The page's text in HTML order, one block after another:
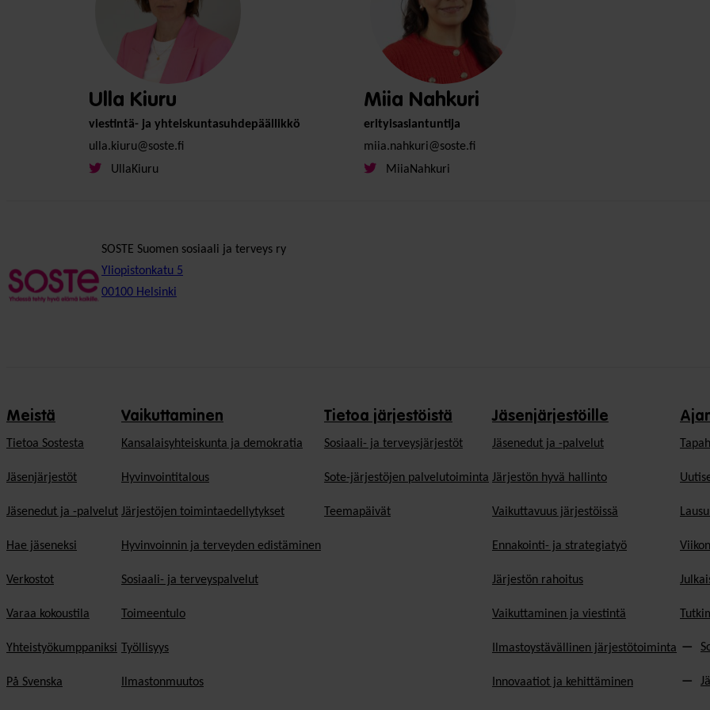
Ulla Kiuru
viestintä- ja yhteiskuntasuhdepäällikkö
ulla.kiuru@soste.fi
UllaKiuru
Miia Nahkuri
erityisasiantuntija
miia.nahkuri@soste.fi
MiiaNahkuri
SOSTE Suomen sosiaali ja terveys ry
Yliopistonkatu 5
00100 Helsinki
Meistä
Tietoa Sostesta
Jäsenjärjestöt
Jäsenedut ja -palvelut
Hae jäseneksi
Verkostot
Varaa kokoustila
Yhteistyökumppaniksi
På Svenska
Vaikuttaminen
Kansalaisyhteiskunta ja demokratia
Hyvinvointitalous
Järjestöjen toimintaedellytykset
Hyvinvoinnin ja terveyden edistäminen
Sosiaali- ja terveyspalvelut
Toimeentulo
Työllisyys
Ilmastonmuutos
Tietoa järjestöistä
Sosiaali- ja terveysjärjestöt
Sote-järjestöjen palvelutoiminta
Teemapäivät
Jäsenjärjestöille
Jäsen­edut ja -palvelut
Järjestön hyvä hallinto
Vaikuttavuus järjestöissä
Ennakointi- ja strategiatyö
Järjestön rahoitus
Vaikuttaminen ja viestintä
Ilmastoystävällinen järjestötoiminta
Innovaatiot ja kehittäminen